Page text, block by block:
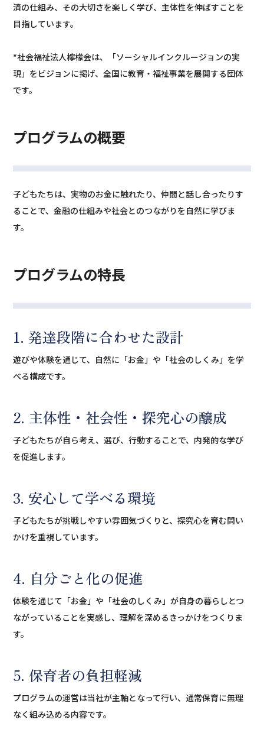
済の仕組み、その大切さを楽しく学び、主体性を伸ばすことを
目指しています。
*社会福祉法人檸檬会は、「ソーシャルインクルージョンの実
現」をビジョンに掲げ、全国に教育・福祉事業を展開する団体
です。
プログラムの概要
子どもたちは、実物のお金に触れたり、仲間と話し合ったりす
ることで、金融の仕組みや社会とのつながりを自然に学びま
す。
プログラムの特長
1. 発達段階に合わせた設計
遊びや体験を通じて、自然に「お金」や「社会のしくみ」を学
べる構成です。
2. 主体性・社会性・探究心の醸成
子どもたちが自ら考え、選び、行動することで、内発的な学び
を促進します。
3. 安心して学べる環境
子どもたちが挑戦しやすい雰囲気づくりと、探究心を育む問い
かけを重視しています。
4. 自分ごと化の促進
体験を通じて「お金」や「社会のしくみ」が自身の暮らしとつ
ながっていることを実感し、理解を深めるきっかけをつくりま
す。
5. 保育者の負担軽減
プログラムの運営は当社が主軸となって行い、通常保育に無理
なく組み込める内容です。